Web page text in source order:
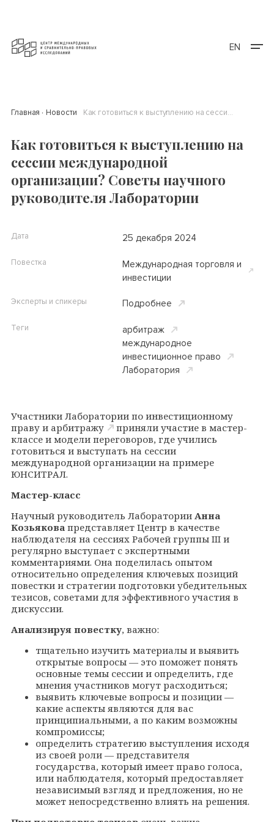
EN
Главная Новости Как готовиться к выступлению на сессии международной организации? Советы научного руководителя Лаборатории
Как готовиться к выступлению на
сессии международной
организации? Советы научного
руководителя Лаборатории
Участники Лаборатории по инвестиционному
праву и арбитражу
приняли участие в мастер-
классе и модели переговоров, где учились
готовиться и выступать на сессии
международной организации на примере
ЮНСИТРАЛ.
Мастер-класс
Научный руководитель Лаборатории Анна
Козьякова представляет Центр в качестве
наблюдателя на сессиях Рабочей группы III и
регулярно выступает с экспертными
комментариями. Она поделилась опытом
относительно определения ключевых позиций
повестки и стратегии подготовки убедительных
тезисов, советами для эффективного участия в
дискуссии.
Анализируя повестку, важно:
тщательно изучить материалы и выявить
открытые вопросы — это поможет понять
основные темы сессии и определить, где
мнения участников могут расходиться;
выявить ключевые вопросы и позиции —
какие аспекты являются для вас
принципиальными, а по каким возможны
компромиссы;
определить стратегию выступления исходя
из своей роли — представителя
государства, который имеет право голоса,
или наблюдателя, который предоставляет
независимый взгляд и предложения, но не
может непосредственно влиять на решения.
Дата 25 декабря 2024
Повестка
Международная торговля и
инвестиции
Эксперты и спикеры Подробнее
Теги
арбитраж
международное
инвестиционное право
Лаборатория